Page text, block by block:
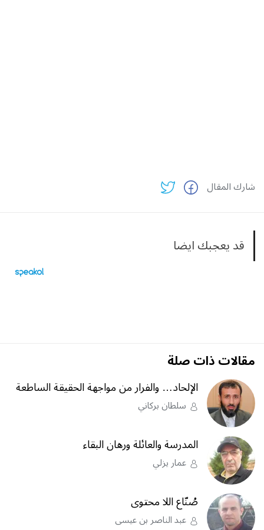
شارك المقال
قد يعجبك ايضا
مقالات ذات صلة
الإلحاد… والفرار من مواجهة الحقيقة الساطعة
سلطان بركاني
المدرسة والعائلة ورهان البقاء
عمار يزلي
صُنّاع اللا محتوى
عبد الناصر بن عيسى